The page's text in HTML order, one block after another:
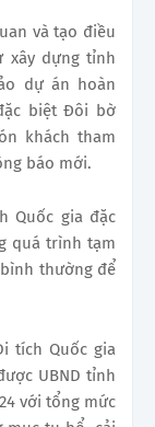
và tạo điều
xây dựng tỉnh
dự án hoàn
biệt Đôi bờ
khách tham
báo mới.
Quốc gia đặc
quá trình tạm
thường để
tích Quốc gia
UBND tỉnh
với tổng mức